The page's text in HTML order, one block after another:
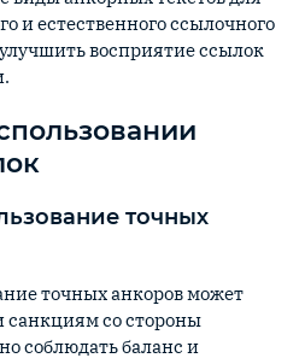
и естественного ссылочного
восприятие ссылок
точных
точных анкоров может
санкциям со стороны
соблюдать баланс и